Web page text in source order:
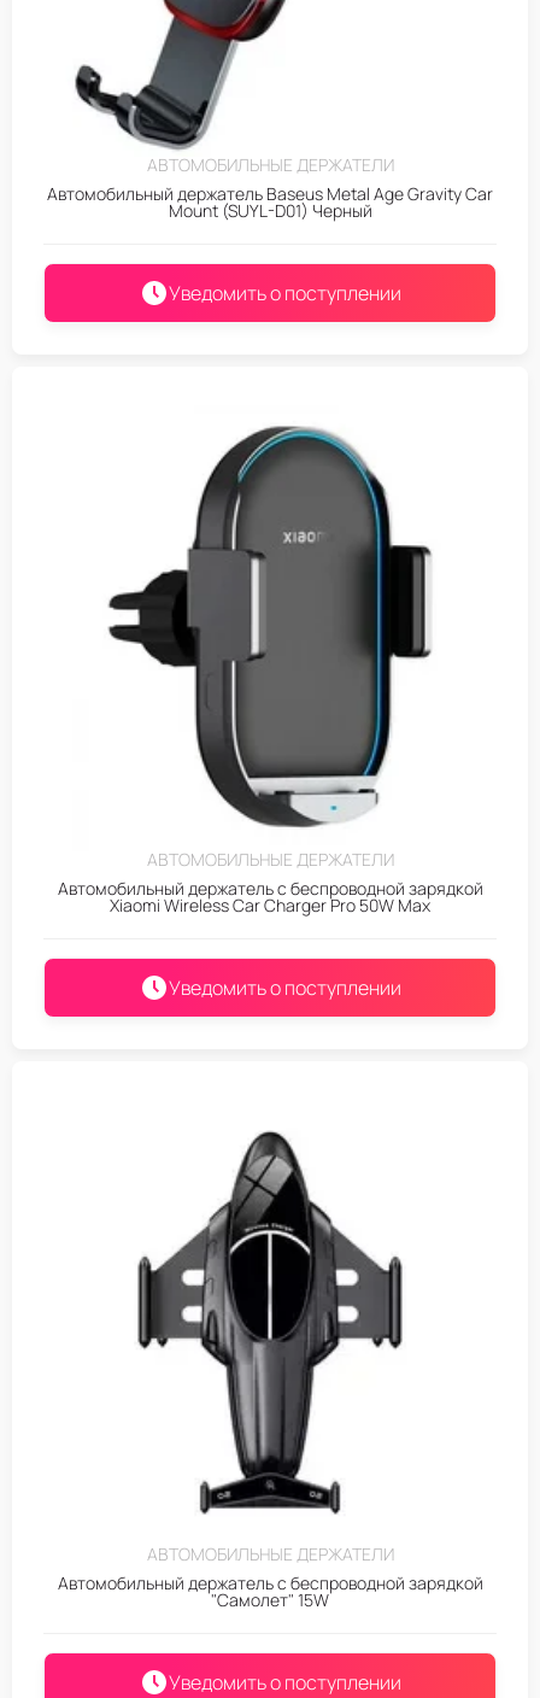
АВТОМОБИЛЬНЫЕ ДЕРЖАТЕЛИ
Автомобильный держатель Baseus Metal Age Gravity Car
Mount (SUYL-D01) Черный
Уведомить о поступлении
АВТОМОБИЛЬНЫЕ ДЕРЖАТЕЛИ
Автомобильный держатель с беспроводной зарядкой
Xiaomi Wireless Car Charger Pro 50W Max
Уведомить о поступлении
АВТОМОБИЛЬНЫЕ ДЕРЖАТЕЛИ
Автомобильный держатель с беспроводной зарядкой
"Самолет" 15W
Уведомить о поступлении